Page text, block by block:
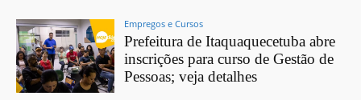
Empregos e Cursos
Prefeitura de Itaquaquecetuba abre
inscrições para curso de Gestão de
Pessoas; veja detalhes